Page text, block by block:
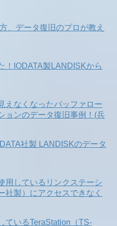
、データ復旧のプロが教え
！IODATA製LANDISKから
えなくなったバッファロー
ョンのデータ復旧事例！(兵
社製 LANDISKのデータ
用しているリンクステーシ
社製）にアクセスできなく
ているTeraStation（TS-